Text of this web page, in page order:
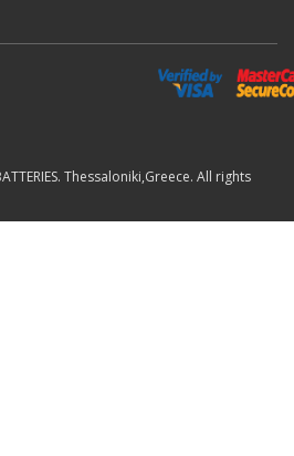
Thessaloniki,Greece. All rights